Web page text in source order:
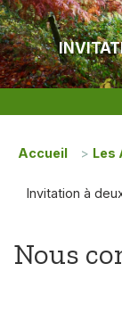
Accueil > Les
Invitation à
Nous